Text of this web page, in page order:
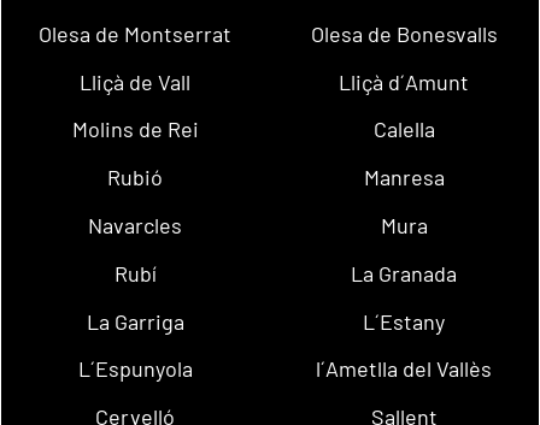
Olesa de Montserrat
Olesa de Bonesvalls
Lliçà de Vall
Lliçà d´Amunt
Molins de Rei
Calella
Rubió
Manresa
Navarcles
Mura
Rubí
La Granada
La Garriga
L´Estany
L´Espunyola
l´Ametlla del Vallès
Cervelló
Sallent